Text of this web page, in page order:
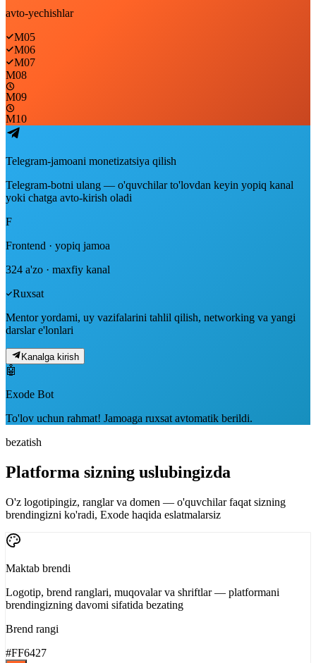
avto-yechishlar
M05
M06
M07
M08
M09
M10
Telegram-jamoani monetizatsiya qilish
Telegram-botni ulang — o'quvchilar to'lovdan keyin yopiq kanal
yoki chatga avto-kirish oladi
F
Frontend · yopiq jamoa
324 a'zo · maxfiy kanal
Ruxsat
Mentor yordami, uy vazifalarini tahlil qilish, networking va yangi
darslar e'lonlari
Kanalga kirish
🤖
Exode Bot
To'lov uchun rahmat! Jamoaga ruxsat avtomatik berildi.
bezatish
Platforma sizning uslubingizda
O'z logotipingiz, ranglar va domen — o'quvchilar faqat sizning
brendingizni ko'radi, Exode haqida eslatmalarsiz
Maktab brendi
Logotip, brend ranglari, muqovalar va shriftlar — platformani
brendingizning davomi sifatida bezating
Brend rangi
#FF6427